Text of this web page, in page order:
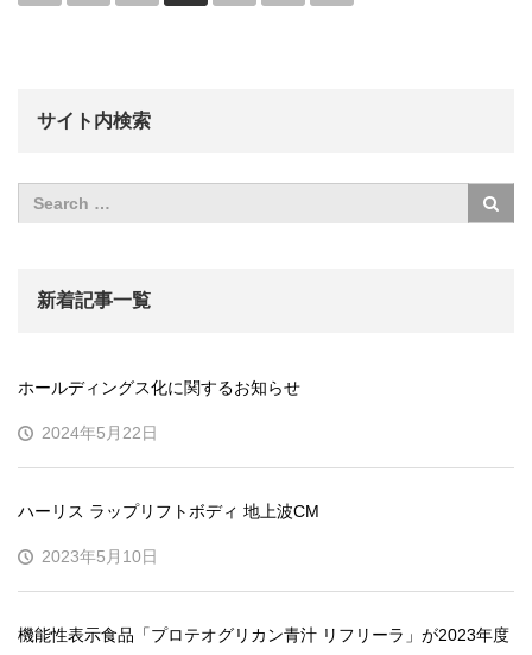
サイト内検索
新着記事一覧
ホールディングス化に関するお知らせ
2024年5月22日
ハーリス ラップリフトボディ 地上波CM
2023年5月10日
機能性表示食品「プロテオグリカン青汁 リフリーラ」が2023年度